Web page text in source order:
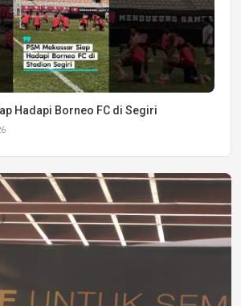
Hadapi Borneo FC di Segiri